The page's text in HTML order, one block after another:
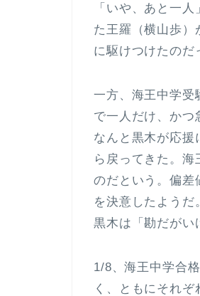
「いや、あと一
た王羅（横山歩）
に駆けつけたのだ
一方、海王中学受
で一人だけ、かつ
なんと黒木が応援
ら戻ってきた。
のだという。偏差
を決意したよう
黒木は「勘だがい
1/8、海王中学合
く、ともにそれ